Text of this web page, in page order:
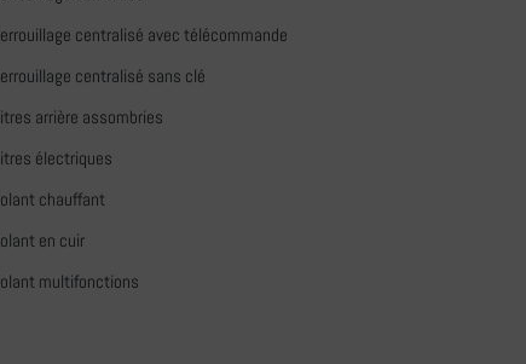
centralisé avec télécommande
centralisé sans clé
arrière assombries
électriques
chauffant
en cuir
multifonctions